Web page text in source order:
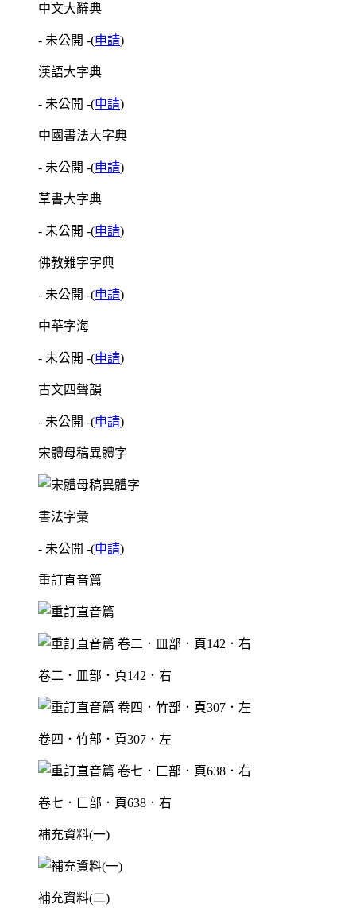
中文大辭典
- 未公開 -(申請)
漢語大字典
- 未公開 -(申請)
中國書法大字典
- 未公開 -(申請)
草書大字典
- 未公開 -(申請)
佛教難字字典
- 未公開 -(申請)
中華字海
- 未公開 -(申請)
古文四聲韻
- 未公開 -(申請)
宋體母稿異體字
書法字彙
- 未公開 -(申請)
重訂直音篇
卷二．皿部．頁142．右
卷四．竹部．頁307．左
卷七．匚部．頁638．右
補充資料(一)
補充資料(二)